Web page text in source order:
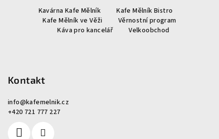
Kavárna Kafe Mělník
Kafe Mělník Bistro
Kafe Mělník ve Věži
Věrnostní program
Káva pro kancelář
Velkoobchod
Kontakt
info@kafemelnik.cz
+420 721 777 227